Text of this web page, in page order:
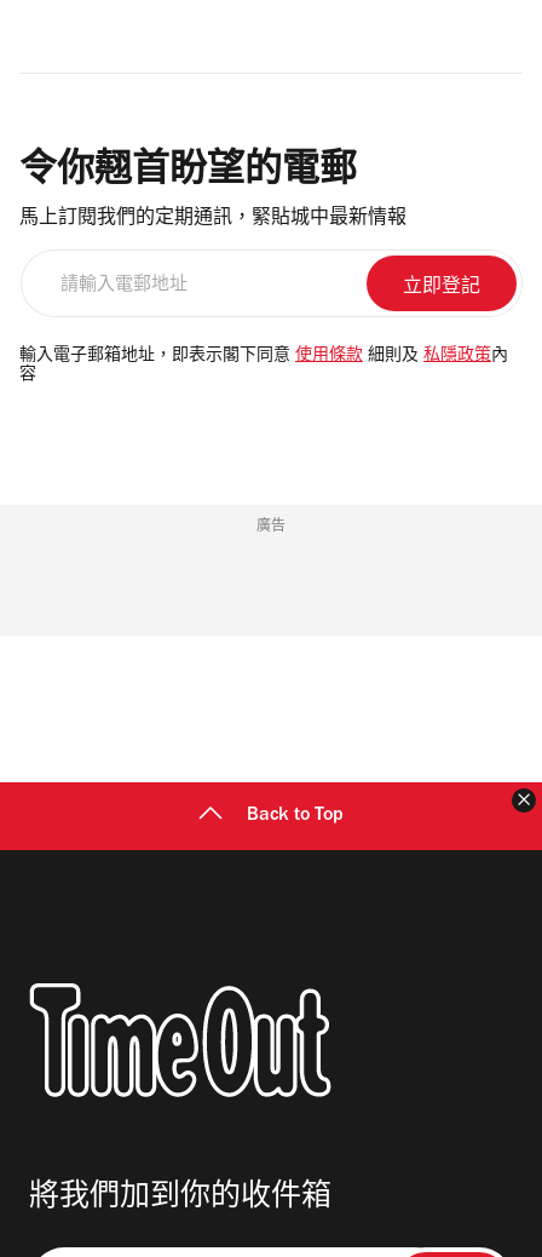
令你翹首盼望的電郵
馬上訂閱我們的定期通訊，緊貼城中最新情報
電
郵
輸入電子郵箱地址，即表示閣下同意 使用條款 細則及 私隱政策內
容
廣告
Back to Top
將我們加到你的收件箱